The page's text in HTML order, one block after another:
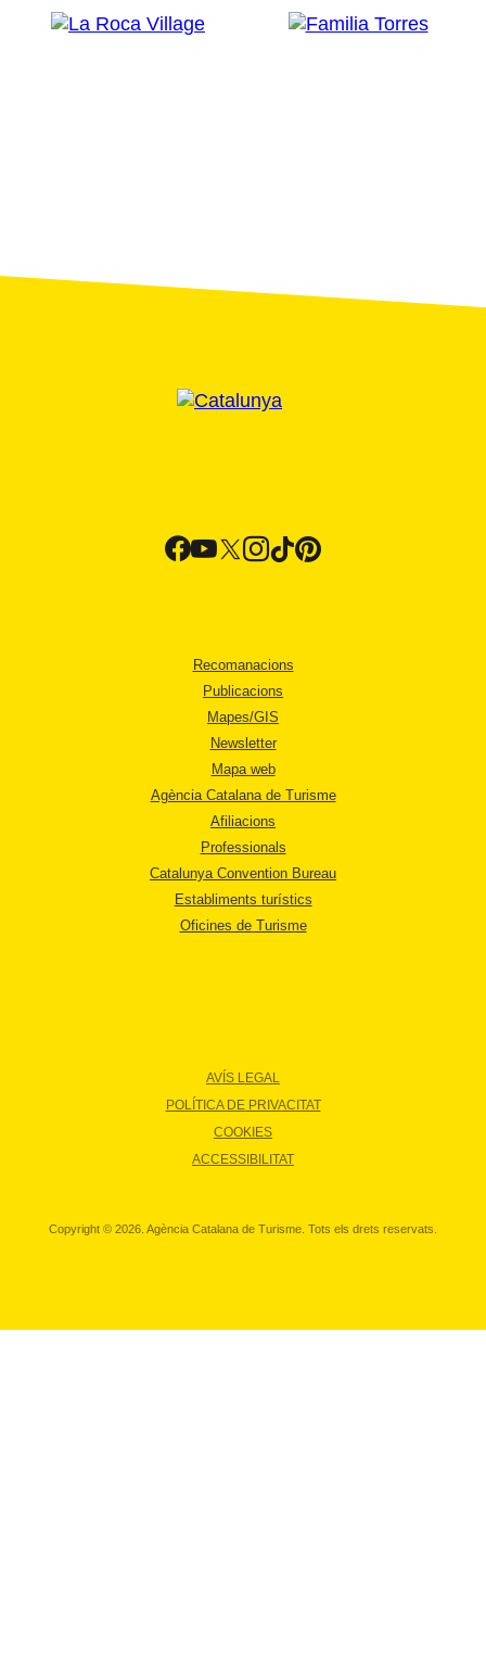
Recomanacions
Publicacions
Mapes/GIS
Newsletter
Mapa web
Agència Catalana de Turisme
Afiliacions
Professionals
Catalunya Convention Bureau
Establiments turístics
Oficines de Turisme
AVÍS LEGAL
POLÍTICA DE PRIVACITAT
COOKIES
ACCESSIBILITAT
Copyright © 2026. Agència Catalana de Turisme. Tots els drets reservats.